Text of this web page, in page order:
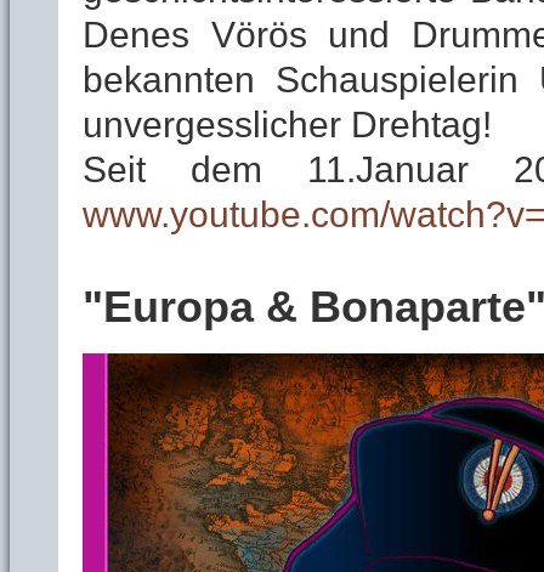
Denes Vörös und
bekannten
unvergesslicher Drehtag!
Seit dem 11.Januar
www.youtube.com/
"Europa &